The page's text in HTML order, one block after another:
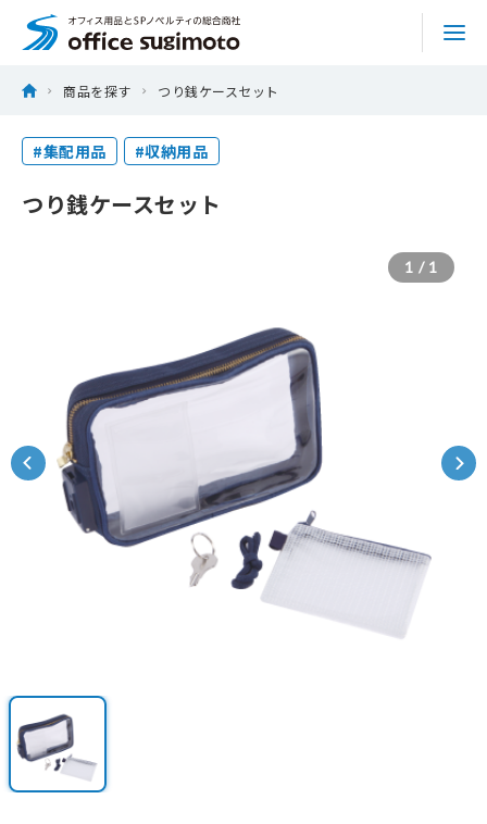
content
株式会社オフィススギモト
サービス
トピックス
会社情報
24時間365日受付中！
お問い合わせ
ホーム
商品を探す つり銭ケースセット
つり銭ケースセット
#集配用品 #収納用品
1 / 1